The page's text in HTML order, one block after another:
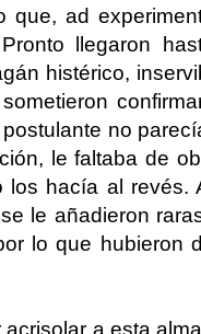
que, ad
llegaron
histérico,
no
le faltaba de
los hacía al revés.
le añadieron
lo que hubieron
a esta